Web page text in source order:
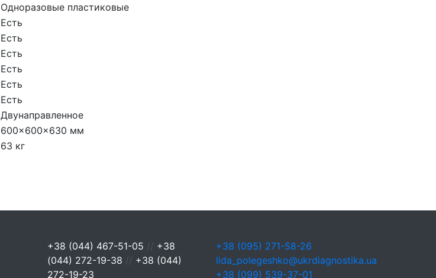
Одноразовые пластиковые
Есть
Есть
Есть
Есть
Есть
Есть
Двунаправленное
600×600×630 мм
63 кг
+38 (044) 467-51-05 // +38
(044) 272-19-38 // +38 (044)
272-19-23
+38 (095) 271-58-26
lida_polegeshko@ukrdiagnostika.ua
+38 (099) 539-37-01